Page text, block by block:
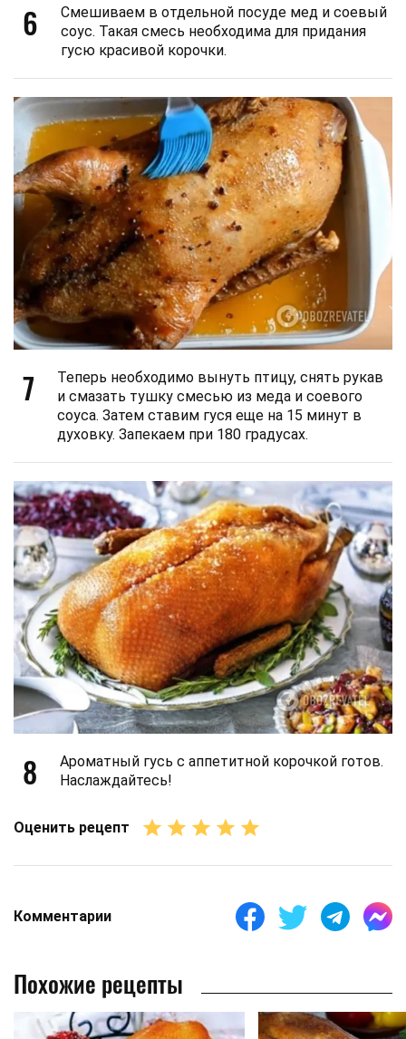
6
Смешиваем в отдельной посуде мед и соевый
соус. Такая смесь необходима для придания
гусю красивой корочки.
7
Теперь необходимо вынуть птицу, снять рукав
и смазать тушку смесью из меда и соевого
соуса. Затем ставим гуся еще на 15 минут в
духовку. Запекаем при 180 градусах.
8
Ароматный гусь с аппетитной корочкой готов.
Наслаждайтесь!
Оценить рецепт
Комментарии
Похожие рецепты